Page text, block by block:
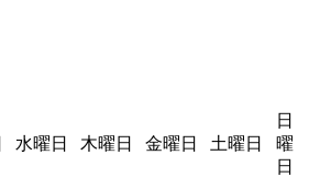
水曜日 木曜日 金曜日 土曜日
日
曜
日